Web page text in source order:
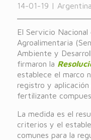
14-01-19 |
El Servicio Nacional
Agroalimentaria
Ambiente y
firmaron la
establece el marco
registro y
fertilizante
La medida es el
criterios y el
comunes para la